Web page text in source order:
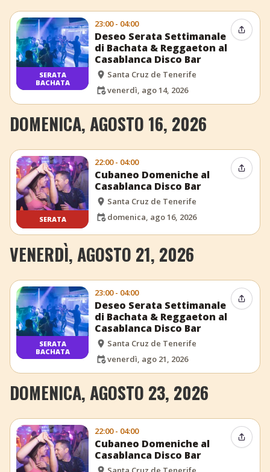
SERATA
BACHATA
23:00 - 04:00
Deseo Serata Settimanale
di Bachata & Reggaeton al
Casablanca Disco Bar
Santa Cruz de Tenerife
venerdì, ago 14, 2026
DOMENICA, AGOSTO 16, 2026
SERATA
22:00 - 04:00
Cubaneo Domeniche al
Casablanca Disco Bar
Santa Cruz de Tenerife
domenica, ago 16, 2026
VENERDÌ, AGOSTO 21, 2026
SERATA
BACHATA
23:00 - 04:00
Deseo Serata Settimanale
di Bachata & Reggaeton al
Casablanca Disco Bar
Santa Cruz de Tenerife
venerdì, ago 21, 2026
DOMENICA, AGOSTO 23, 2026
22:00 - 04:00
Cubaneo Domeniche al
Casablanca Disco Bar